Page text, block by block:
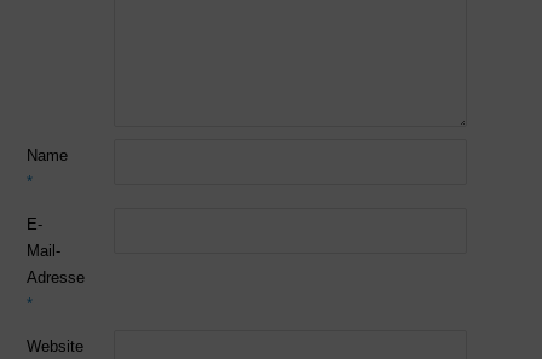
Name
*
E-
Mail-
Adresse
*
Website